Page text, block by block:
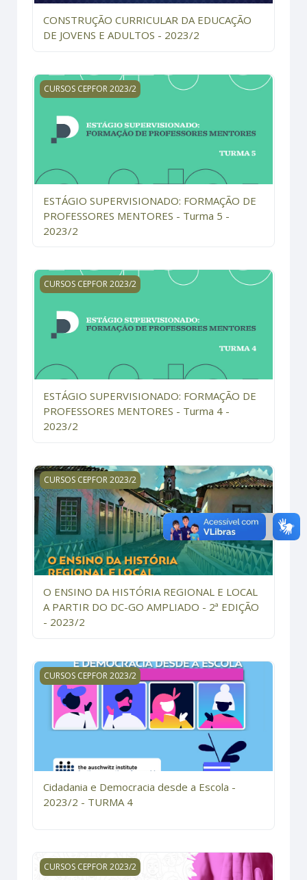
CONSTRUÇÃO CURRICULAR DA EDUCAÇÃO
DE JOVENS E ADULTOS - 2023/2
ESTÁGIO SUPERVISIONADO: FORMAÇÃO DE
CURSOS CEPFOR 2023/2
ESTÁGIO SUPERVISIONADO: FORMAÇÃO DE
PROFESSORES MENTORES - Turma 5 -
2023/2
ESTÁGIO SUPERVISIONADO: FORMAÇÃO DE
CURSOS CEPFOR 2023/2
ESTÁGIO SUPERVISIONADO: FORMAÇÃO DE
PROFESSORES MENTORES - Turma 4 -
2023/2
O ENSINO DA HISTÓRIA REGIONAL E LOCAL A
CURSOS CEPFOR 2023/2
O ENSINO DA HISTÓRIA REGIONAL E LOCAL
A PARTIR DO DC-GO AMPLIADO - 2ª EDIÇÃO
- 2023/2
Cidadania e Democracia desde a Escola - 2023/2 -
CURSOS CEPFOR 2023/2
Cidadania e Democracia desde a Escola -
2023/2 - TURMA 4
EDUCAÇÃO E JUSTIÇA: LEI MARIA DA PENHA NA
CURSOS CEPFOR 2023/2